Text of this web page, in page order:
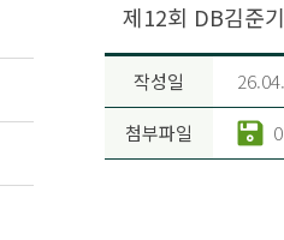
제12회 DB김준
작성일
첨부파일